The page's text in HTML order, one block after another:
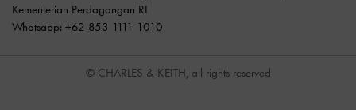
Kementerian Perdagangan RI
Whatsapp: +62 853 1111 1010
© CHARLES & KEITH, all rights reserved